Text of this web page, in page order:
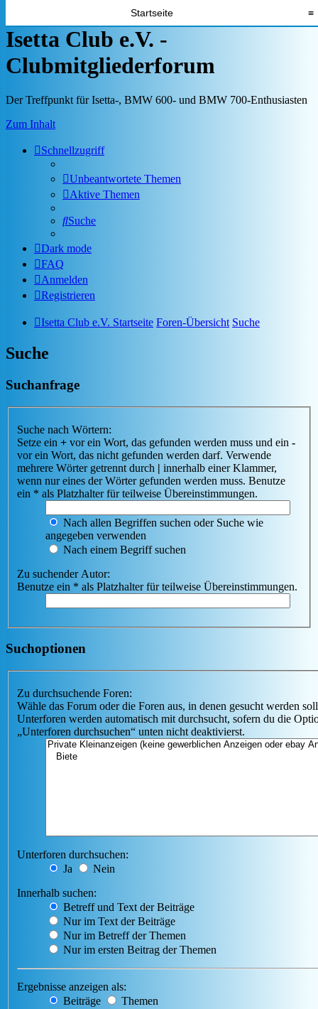
Startseite ≡
Isetta Club e.V. -
Clubmitgliederforum
Der Treffpunkt für Isetta-, BMW 600- und BMW 700-Enthusiasten
Zum Inhalt
Schnellzugriff
Unbeantwortete Themen
Aktive Themen
Suche
Dark mode
FAQ
Anmelden
Registrieren
Isetta Club e.V. Startseite Foren-Übersicht Suche
Suche
Suchanfrage
Suche nach Wörtern:
Setze ein + vor ein Wort, das gefunden werden muss und ein -
vor ein Wort, das nicht gefunden werden darf. Verwende
mehrere Wörter getrennt durch | innerhalb einer Klammer,
wenn nur eines der Wörter gefunden werden muss. Benutze
ein * als Platzhalter für teilweise Übereinstimmungen.
Nach allen Begriffen suchen oder Suche wie
angegeben verwenden
Nach einem Begriff suchen
Zu suchender Autor:
Benutze ein * als Platzhalter für teilweise Übereinstimmungen.
Suchoptionen
Zu durchsuchende Foren:
Wähle das Forum oder die Foren aus, in denen gesucht werden
Unterforen werden automatisch mit durchsucht, sofern du die
„Unterforen durchsuchen“ unten nicht deaktivierst.
Unterforen durchsuchen:
Ja
Nein
Innerhalb suchen:
Betreff und Text der Beiträge
Nur im Text der Beiträge
Nur im Betreff der Themen
Nur im ersten Beitrag der Themen
Ergebnisse anzeigen als:
Beiträge
Themen